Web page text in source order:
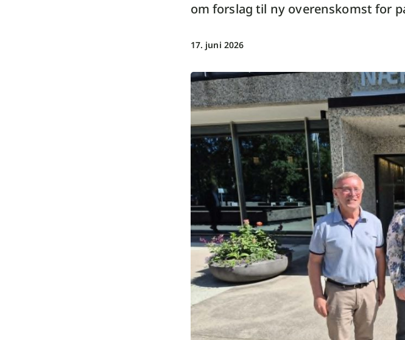
om forslag til ny overenskomst for
17. juni 2026